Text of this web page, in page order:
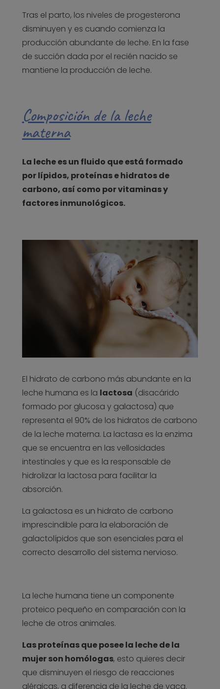
Tras el parto, los niveles de progesterona
disminuyen y es cuando comienza la
producción abundante de leche. En la fase
de succión dada por el recién nacido se
mantiene la producción de leche.
Composición de la leche
materna
La leche es un fluido que está formado
por lípidos, proteínas e hidratos de
carbono, así como por vitaminas y
factores inmunológicos.
El hidrato de carbono más abundante en la
leche humana es la lactosa (disacárido
formado por glucosa y galactosa) que
representa el 90% de los hidratos de carbono
de la leche materna. La lactasa es la enzima
que se encuentra en las vellosidades
intestinales y que es la responsable de
hidrolizar la lactosa para facilitar la
absorción.
La galactosa es un hidrato de carbono
imprescindible para la elaboración de
galactolípidos que son esenciales para el
correcto desarrollo del sistema nervioso.
La leche humana tiene un componente
proteico pequeño en comparación con la
leche de otros animales.
Las proteínas que posee la leche de la
mujer son homólogas, esto quieres decir
que disminuyen el riesgo de reacciones
alérgicas, a diferencia de la leche de vaca.